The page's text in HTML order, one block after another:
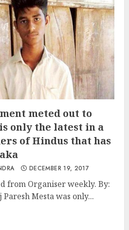
meted out to
only the latest in a
of Hindus that has
DECEMBER 19, 2017
from Organiser weekly. By:
Mesta was only...